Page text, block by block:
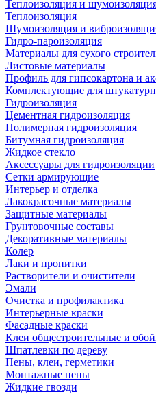
Теплоизоляция и
Теплоизоляция
Шумоизоляция и
Гидро-пароизоляция
Материалы для сухого
Листовые материалы
Профиль для гипсокартона и
Комплектующие для
Гидроизоляция
Цементная гидроизоляция
Полимерная гидроизоляция
Битумная гидроизоляция
Жидкое стекло
Аксессуары для гидроизоляции
Сетки армирующие
Интерьер и отделка
Лакокрасочные материалы
Защитные материалы
Грунтовочные составы
Декоративные материалы
Колер
Лаки и пропитки
Растворители и очистители
Эмали
Очистка и профилактика
Интерьерные краски
Фасадные краски
Клеи общестроительные и
Шпатлевки по дереву
Пены, клеи, герметики
Монтажные пены
Жидкие гвозди